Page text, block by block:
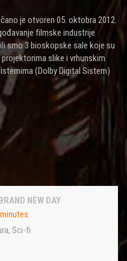
je otvoren 05. oktobra 2012.
filmske industrije
smo 3 bioskopske sale koje su
slike i vrhunskim
(Dolby Digital Sistem)
NEW DAY
, Sci-fi